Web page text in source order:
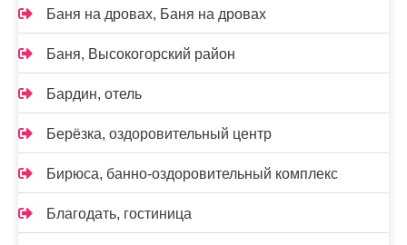
Баня на дровах, Баня на дровах
Баня, Высокогорский район
Бардин, отель
Берёзка, оздоровительный центр
Бирюса, банно-оздоровительный комплекс
Благодать, гостиница